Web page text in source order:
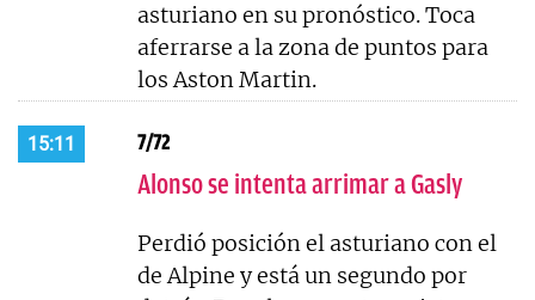
asturiano en su pronóstico. Toca
aferrarse a la zona de puntos para
los Aston Martin.
15:11 7/72
Alonso se intenta arrimar a Gasly
Perdió posición el asturiano con el
de Alpine y está un segundo por